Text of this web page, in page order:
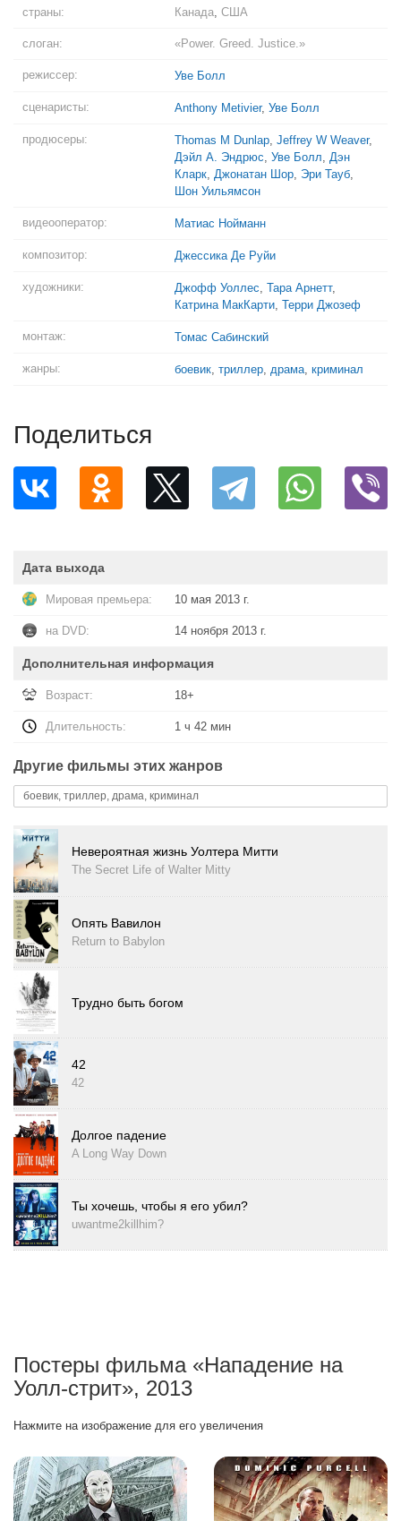
страны: Канада, США
слоган: «Power. Greed. Justice.»
режиссер: Уве Болл
сценаристы: Anthony Metivier, Уве Болл
продюсеры: Thomas M Dunlap, Jeffrey W Weaver,
Дэйл А. Эндрюс, Уве Болл, Дэн
Кларк, Джонатан Шор, Эри Тауб,
Шон Уильямсон
видеооператор: Матиас Нойманн
композитор: Джессика Де Руйи
художники: Джофф Уоллес, Тара Арнетт,
Катрина МакКарти, Терри Джозеф
монтаж: Томас Сабинский
жанры: боевик, триллер, драма, криминал
Поделиться
Дата выхода
Мировая премьера: 10 мая 2013 г.
на DVD: 14 ноября 2013 г.
Дополнительная информация
Возраст: 18+
Длительность: 1 ч 42 мин
Другие фильмы этих жанров
боевик, триллер, драма, криминал
Невероятная жизнь Уолтера Митти
The Secret Life of Walter Mitty
Опять Вавилон
Return to Babylon
Трудно быть богом
42
42
Долгое падение
A Long Way Down
Ты хочешь, чтобы я его убил?
uwantme2killhim?
Постеры фильма «Нападение на
Уолл-стрит», 2013
Нажмите на изображение для его увеличения